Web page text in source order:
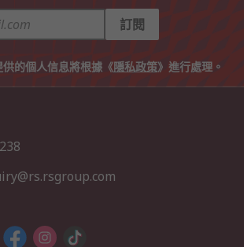
訂閱
的個人信息將根據《隱私政策》進行處理。